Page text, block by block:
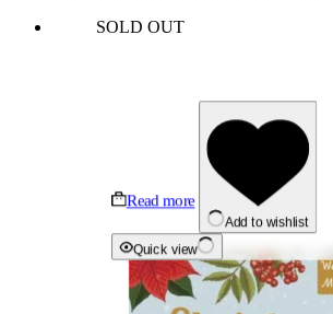
SOLD OUT
Read more
Add to wishlist
Quick view